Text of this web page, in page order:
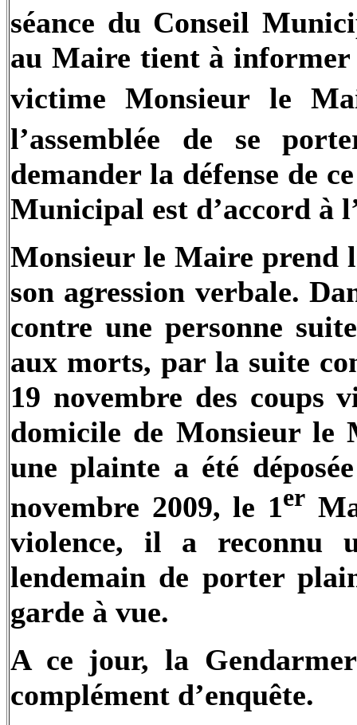
séance du Conseil
au Maire tient à informer
victime Monsieur le
l’assemblée de se
demander la défense de
Municipal est d’accord à
Monsieur le Maire prend
son agression verbale.
contre une personne
aux morts, par la suite
19 novembre des coups
domicile de Monsieur le
une plainte a été
novembre 2009, le 1er
violence, il a reconnu
lendemain de porter
garde à vue.
A ce jour, la
complément d’enquête.